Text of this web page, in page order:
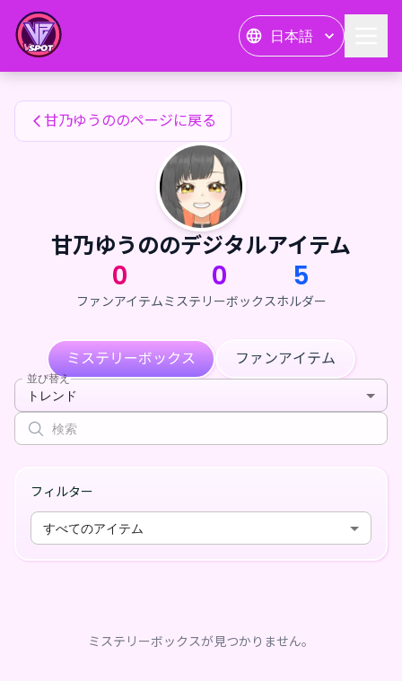
日本語
甘乃ゆうののファンアイテム
甘乃ゆうののページに戻る
甘乃ゆうののデジタルアイテム
0
ファンアイテム
0
ミステリーボックス
5
ホルダー
ミステリーボックス ファンアイテム
並び替え
トレンド
フィルター
すべてのアイテム
ミステリーボックスが見つかりません。
甘乃ゆうののファンアイテム — 24karat